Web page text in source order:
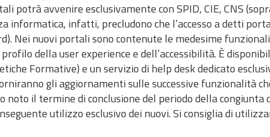
potrà avvenire esclusivamente con SPID, CIE, CNS
informatica, infatti, precludono che l’accesso a detti
Nei nuovi portali sono contenute le medesime
della user experience e dell’accessibilità. È
Formative) e un servizio di help desk dedicato
gli aggiornamenti sulle successive funzionalità
noto il termine di conclusione del periodo della congiunta
utilizzo esclusivo dei nuovi. Si consiglia di